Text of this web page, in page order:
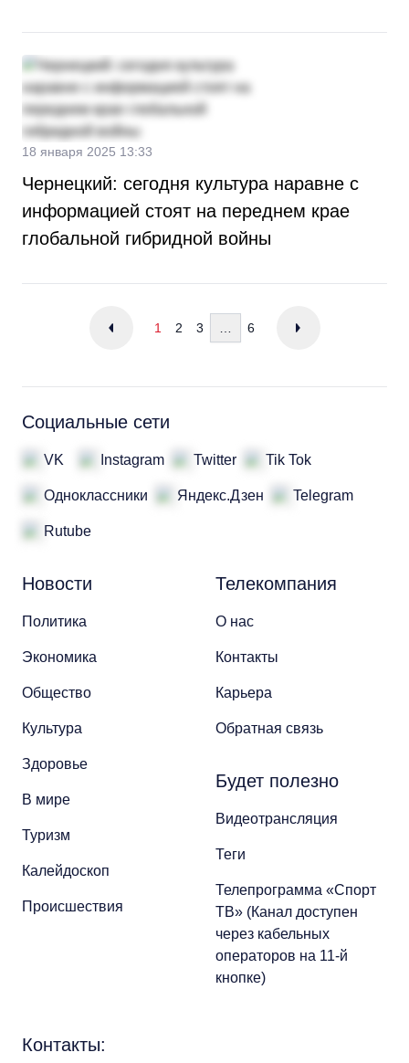
18 января 2025 13:33
Чернецкий: сегодня культура наравне с
информацией стоят на переднем крае
глобальной гибридной войны
1 2 3 6
Новости
Политика
Экономика
Общество
Культура
Здоровье
В мире
Туризм
Калейдоскоп
Происшествия
Телекомпания
О нас
Контакты
Карьера
Обратная связь
Будет полезно
Видеотрансляция
Теги
Телепрограмма «Спорт
ТВ» (Канал доступен
через кабельных
операторов на 11-й
кнопке)
Социальные сети
VK Instagram Twitter Tik Tok
Одноклассники Яндекс.Дзен Telegram
Rutube
Контакты: